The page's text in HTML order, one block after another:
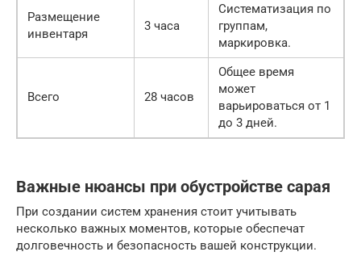
Размещение
инвентаря
3 часа
Систематизация по
группам,
маркировка.
Всего 28 часов
Общее время
может
варьироваться от 1
до 3 дней.
Важные нюансы при обустройстве сарая
При создании систем хранения стоит учитывать
несколько важных моментов, которые обеспечат
долговечность и безопасность вашей конструкции.